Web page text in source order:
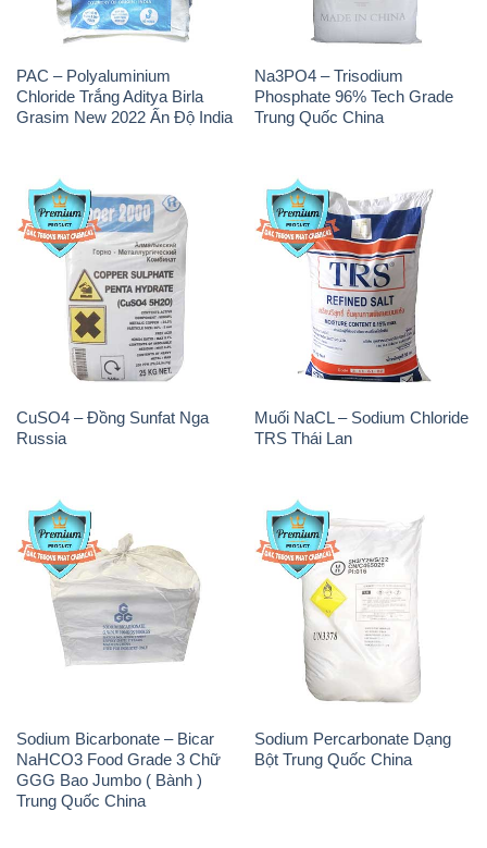
PAC – Polyaluminium
Chloride Trắng Aditya Birla
Grasim New 2022 Ấn Độ India
Na3PO4 – Trisodium
Phosphate 96% Tech Grade
Trung Quốc China
CuSO4 – Đồng Sunfat Nga
Russia
Muối NaCL – Sodium Chloride
TRS Thái Lan
Sodium Bicarbonate – Bicar
NaHCO3 Food Grade 3 Chữ
GGG Bao Jumbo ( Bành )
Trung Quốc China
Sodium Percarbonate Dạng
Bột Trung Quốc China